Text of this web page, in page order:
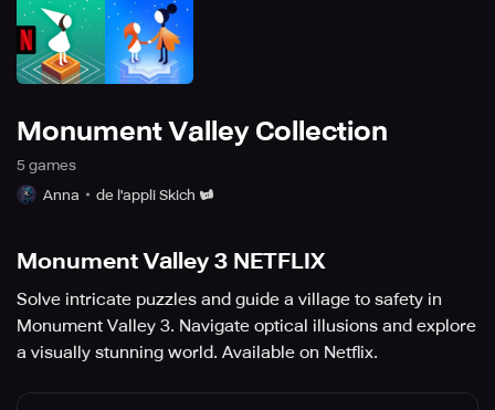
Monument Valley Collection
5 games
Anna
de l'appli Skich
Monument Valley 3 NETFLIX
Solve intricate puzzles and guide a village to safety in
Monument Valley 3. Navigate optical illusions and explore
a visually stunning world. Available on Netflix.